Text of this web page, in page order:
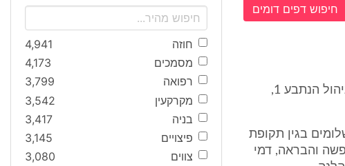
חיפוש דפים דומים
1. התובע עבד בנתבעת 2 ובהמשך בנתבעת 3, חברות שבשליטת וניהול הנתבע 1,
בגין תקופת
והבראה, דמי
חוזה
4,941
מסמכים
4,173
רפואה
3,799
מקרקעין
3,542
בניה
3,417
פיצויים
3,145
צווים
3,080